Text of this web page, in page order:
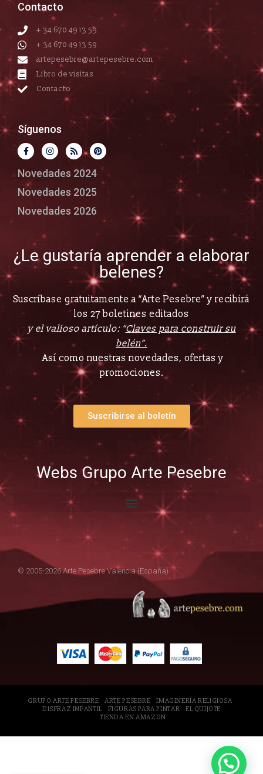
Contacto
+ 34 670 49 13 59
+ 34 670 49 13 59
artepesebre@artepesebre.com
Libro de visitas
Contacto
Síguenos
Novedades 2024
Novedades 2025
Novedades 2026
¿Le gustaría aprender a elaborar
belenes?
Suscríbase gratuitamente a “Arte Pesebre” y recibirá
los 27 boletines editados
y el valioso artículo: “Claves para construir su
belén”.
Así como nuestras novedades, ofertas y
promociones.
Suscribirse al boletín
Webs Grupo Arte Pesebre
© 2005-2026 Arte Pesebre Valencia (España)
GRUPO ARTE PESEBRE ARTE PESEBRE
IMAGINERÍA RELIGIOSA
DISFRAZ INFANTIL
FIGURAS PARA PINTAR
EL QUIJOTE
TIENDA EN AMAZON